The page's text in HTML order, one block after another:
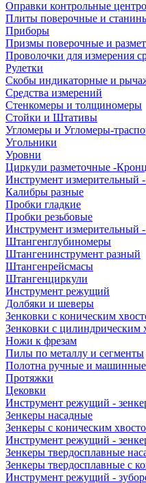
Оправки контрольные
Плиты поверочные и
Приборы
Призмы поверочные и
Проволочки для измерения
Рулетки
Скобы индикаторные и
Средства измерений
Стенкомеры и толщиномеры
Стойки и Штативы
Угломеры и Угломеры-
Угольники
Уровни
Циркули разметочные -
Инструмент измерительный
Калибры разные
Пробки гладкие
Пробки резьбовые
Инструмент измерительный
Штангенглубиномеры
Штангенинструмент разный
Штангенрейсмасы
Штангенциркули
Инструмент режущий
Долбяки и шеверы
Зенковки с коническим
Зенковки с цилиндрическим
Ножи к фрезам
Пилы по металлу и сегменты
Полотна ручные и машинные
Протяжки
Цековки
Инструмент режущий -
Зенкеры насадные
Зенкеры с коническим
Инструмент режущий -
Зенкеры твердосплавные
Зенкеры твердосплавные с
Инструмент режущий -